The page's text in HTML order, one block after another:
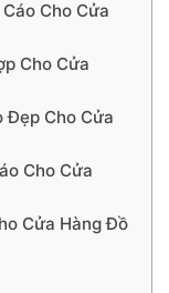
Cho Cửa
Cho Cửa
Đẹp Cho Cửa
Cho Cửa
Cửa Hàng Đồ